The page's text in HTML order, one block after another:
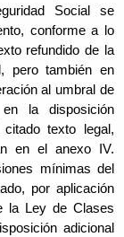
Social se
conforme a lo
refundido de la
pero también en
al umbral de
la disposición
texto legal,
en el anexo IV.
mínimas del
por aplicación
la Ley de Clases
adicional